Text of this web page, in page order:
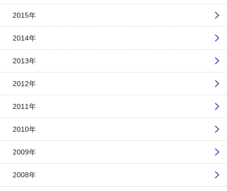
2015年
2014年
2013年
2012年
2011年
2010年
2009年
2008年